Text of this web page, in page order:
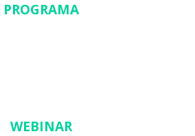
PROGRAMA
WEBINAR